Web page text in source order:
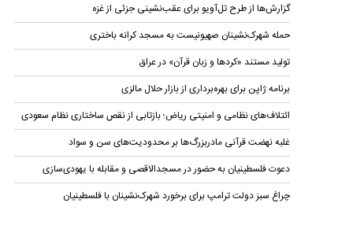
گزارش‌ها از طرح تل‌آویو برای عقب‌نشینی جزئی از غزه
حمله شهرک‌نشینان صهیونیست به مسجد کرانه باختری
تولید مستند «کردها و زبان قرآن» در عراق
برنامه ژاپن برای بهره‌برداری از بازار حلال مالزی
ائتلاف‌های نظامی و امنیتی ریاض؛ بازتابی از نقص ساختاری نظام سعودی
غلبه نهضت قرآنی مادربزرگ‌ها بر محدودیت‌های سن و سواد
دعوت فلسطینیان به حضور در مسجدالاقصی و مقابله با یهودی‌سازی
چراغ سبز دولت ترامپ برای برخورد شهرک‌نشینان با فلسطینیان